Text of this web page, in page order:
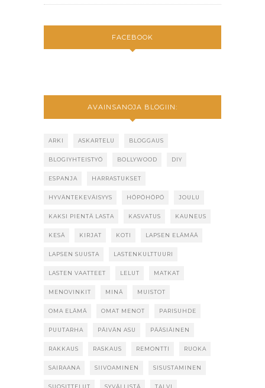
FACEBOOK
AVAINSANOJA BLOGIIN:
ARKI ASKARTELU BLOGGAUS
BLOGIYHTEISTYÖ BOLLYWOOD DIY
ESPANJA HARRASTUKSET
HYVÄNTEKEVÄISYYS HÖPÖHÖPÖ JOULU
KAKSI PIENTÄ LASTA KASVATUS KAUNEUS
KESÄ KIRJAT KOTI LAPSEN ELÄMÄÄ
LAPSEN SUUSTA LASTENKULTTUURI
LASTEN VAATTEET LELUT MATKAT
MENOVINKIT MINÄ MUISTOT
OMA ELÄMÄ OMAT MENOT PARISUHDE
PUUTARHA PÄIVÄN ASU PÄÄSIÄINEN
RAKKAUS RASKAUS REMONTTI RUOKA
SAIRAANA SIIVOAMINEN SISUSTAMINEN
SUOSITTELUT SYVÄLLISTÄ TALVI